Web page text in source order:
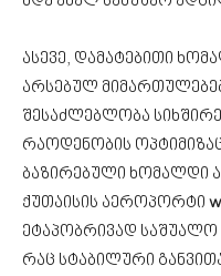
ასევე, დამატებითი
არსებულ
შესაძლებლობა
რაოდენობის
ბაზირებული ხომალდი
ქუთაისის აეროპორტი
ეტაპობრივად საშუალო
რაც სტაბილური